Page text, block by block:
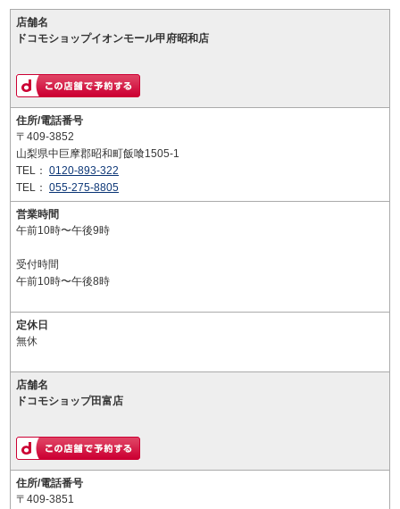
店舗名
ドコモショップイオンモール甲府昭和店
住所/電話番号
〒409-3852
山梨県中巨摩郡昭和町飯喰1505-1
TEL： 0120-893-322
TEL： 055-275-8805
営業時間
午前10時〜午後9時
受付時間
午前10時〜午後8時
定休日
無休
店舗名
ドコモショップ田富店
住所/電話番号
〒409-3851